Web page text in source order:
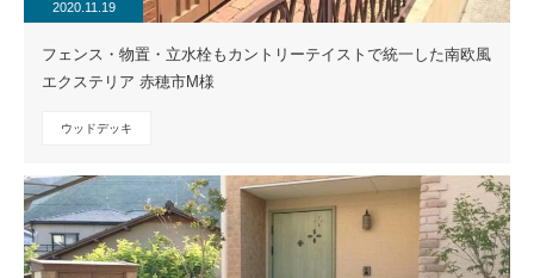
2020.11.19
フェンス・物置・立水栓もカントリーテイストで統一した南欧風
エクステリア 赤穂市M様
ウッドデッキ